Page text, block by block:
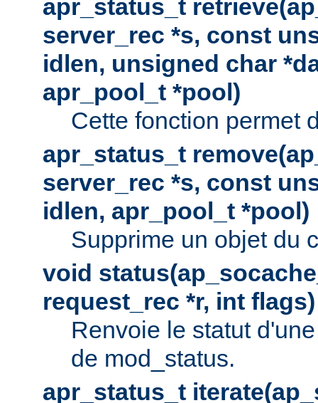
apr_status_t
server_rec *s, const
idlen, unsigned char
apr_pool_t *pool)
Cette fonction permet
apr_status_t
server_rec *s, const
idlen, apr_pool_t *pool)
Supprime un objet du
void
request_rec *r, int flags)
Renvoie le statut
de mod_status.
apr_status_t